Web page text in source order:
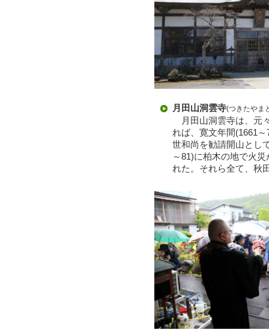
月田山洞雲寺(つきたやま
月田山洞雲寺は、元
れば、寛文年間(1661
世和尚を勧請開山とし
～81)に柏木の地で火
れた。それら全て、秋